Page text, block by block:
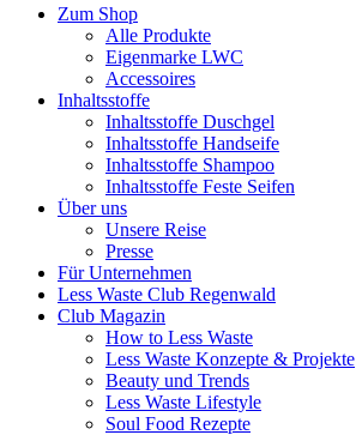
Zum Shop
Alle Produkte
Eigenmarke LWC
Accessoires
Inhaltsstoffe
Inhaltsstoffe Duschgel
Inhaltsstoffe Handseife
Inhaltsstoffe Shampoo
Inhaltsstoffe Feste Seifen
Über uns
Unsere Reise
Presse
Für Unternehmen
Less Waste Club Regenwald
Club Magazin
How to Less Waste
Less Waste Konzepte & Projekte
Beauty und Trends
Less Waste Lifestyle
Soul Food Rezepte